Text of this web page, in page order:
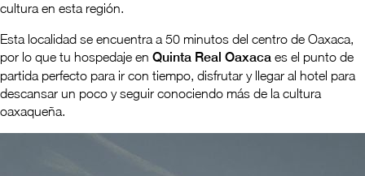
cultura en esta región.
Esta localidad se encuentra a 50 minutos del centro de Oaxaca,
por lo que tu hospedaje en Quinta Real Oaxaca es el punto de
partida perfecto para ir con tiempo, disfrutar y llegar al hotel para
descansar un poco y seguir conociendo más de la cultura
oaxaqueña.